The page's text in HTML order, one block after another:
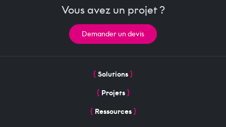
Vous avez un projet ?
Demander un devis
Solutions
Projets
Ressources